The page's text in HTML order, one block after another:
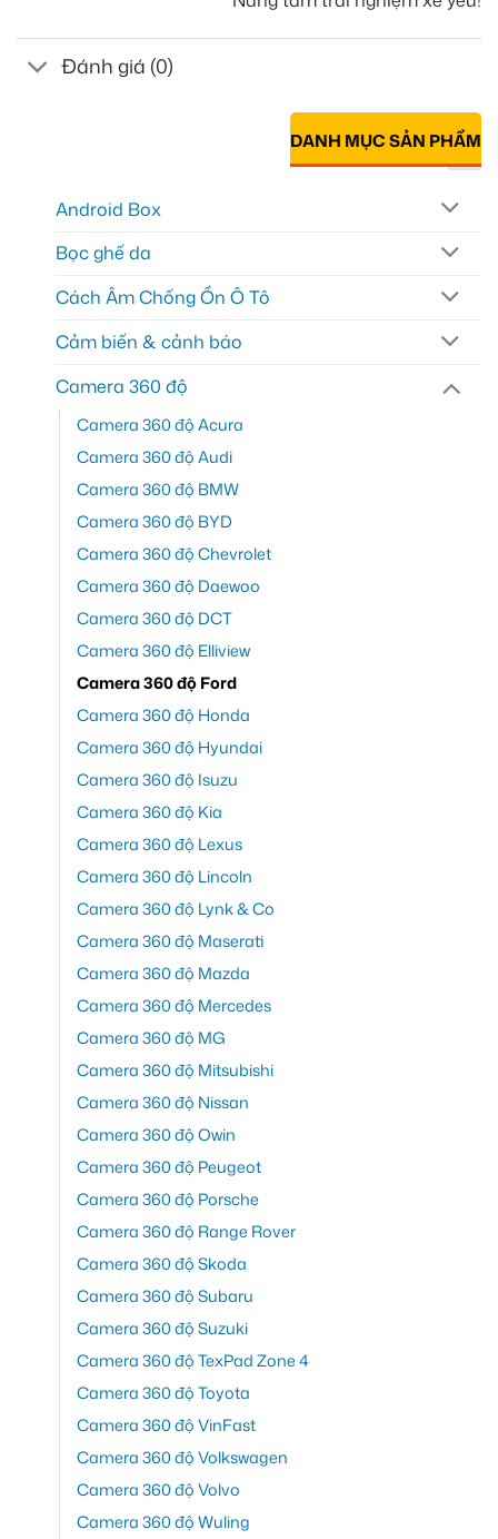
Đánh giá (0)
DANH MỤC SẢN PHẨM
Android Box
Bọc ghế da
Cách Âm Chống Ồn Ô Tô
Cảm biến & cảnh báo
Camera 360 độ
Camera 360 độ Acura
Camera 360 độ Audi
Camera 360 độ BMW
Camera 360 độ BYD
Camera 360 độ Chevrolet
Camera 360 độ Daewoo
Camera 360 độ DCT
Camera 360 độ Elliview
Camera 360 độ Ford
Camera 360 độ Honda
Camera 360 độ Hyundai
Camera 360 độ Isuzu
Camera 360 độ Kia
Camera 360 độ Lexus
Camera 360 độ Lincoln
Camera 360 độ Lynk & Co
Camera 360 độ Maserati
Camera 360 độ Mazda
Camera 360 độ Mercedes
Camera 360 độ MG
Camera 360 độ Mitsubishi
Camera 360 độ Nissan
Camera 360 độ Owin
Camera 360 độ Peugeot
Camera 360 độ Porsche
Camera 360 độ Range Rover
Camera 360 độ Skoda
Camera 360 độ Subaru
Camera 360 độ Suzuki
Camera 360 độ TexPad Zone 4
Camera 360 độ Toyota
Camera 360 độ VinFast
Camera 360 độ Volkswagen
Camera 360 độ Volvo
Camera 360 độ Wuling